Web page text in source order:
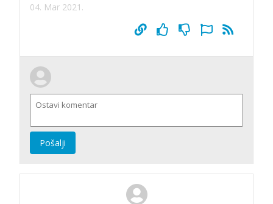
04. Mar 2021.
Pošalji